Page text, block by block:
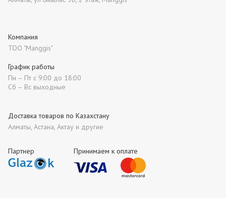
Партнер Принимаем к оплате
Компания
ТОО "Manggis"
Доставка товаров по Казахстану
Алматы, Астана, Актау и другие
График работы
Пн – Пт с 9:00 до 18:00
Сб – Вс выходные